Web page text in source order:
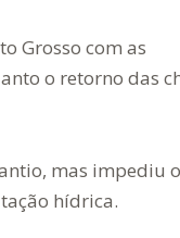
Grosso com as
o retorno das
mas impediu o
hídrica.